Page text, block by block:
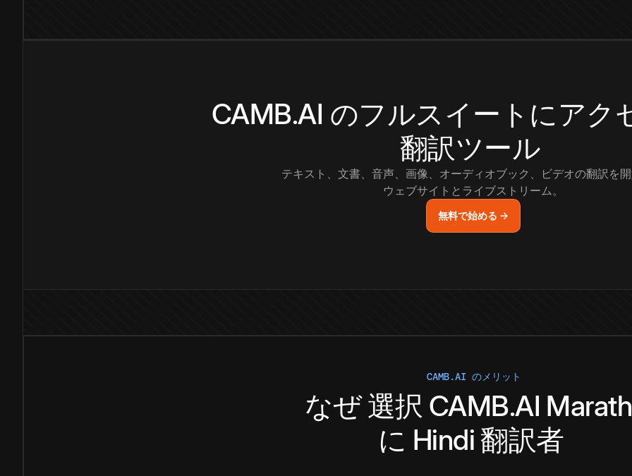
CAMB.AI のフルスイートにアク
翻訳ツール
テキスト、文書、音声、画像、オーディオブック、ビデオの翻訳を
ウェブサイトとライブストリーム。
無料で始める →
CAMB.AI のメリット
なぜ選択 CAMB.AI
に Hindi 翻訳者